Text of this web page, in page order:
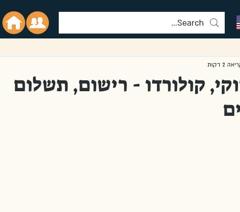
קולורדו - רישום, תשלום
2 דקות